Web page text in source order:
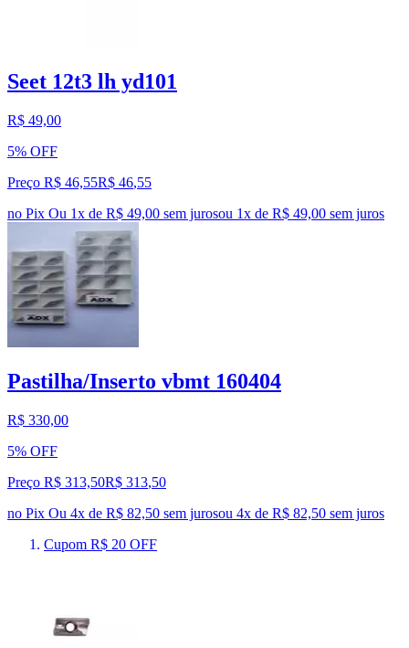
Seet 12t3 lh yd101
R$ 49,00
5% OFF
Preço R$ 46,55R$ 46,55
no Pix Ou 1x de R$ 49,00 sem jurosou 1x de R$ 49,00 sem juros
Pastilha/Inserto vbmt 160404
R$ 330,00
5% OFF
Preço R$ 313,50R$ 313,50
no Pix Ou 4x de R$ 82,50 sem jurosou 4x de R$ 82,50 sem juros
Cupom R$ 20 OFF